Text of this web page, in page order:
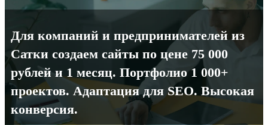
Для компаний и предпринимателей из
Сатки создаем сайты по цене 75 000
рублей и 1 месяц. Портфолио 1 000+
проектов. Адаптация для SEO. Высокая
конверсия.